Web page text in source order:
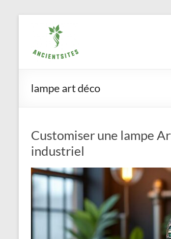
ancientsites.eu
lampe art déco
Customiser une lampe
industriel